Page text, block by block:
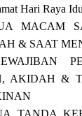
Hari Raya
MACAM
& SAAT
AKIDAH &
TANDA